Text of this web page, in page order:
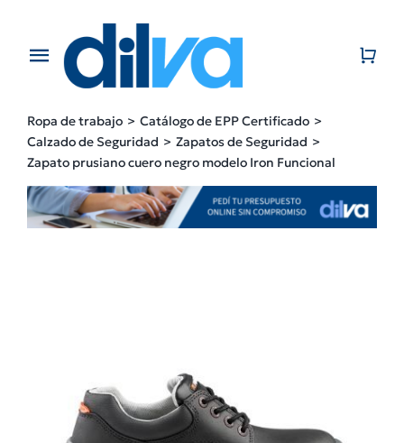
contentToggle
EMPRESA
PRODUCTOS
Ropa de trabajo
Catálogo de EPP Certificado
Calzado de Seguridad
Zapatos de Seguridad
Zapato prusiano cuero negro modelo Iron Funcional